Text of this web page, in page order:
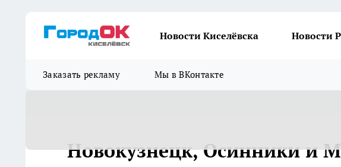
Новости Киселёвска Новости
Заказать рекламу Мы в ВКонтакте
Новокузнецк, Осинники и